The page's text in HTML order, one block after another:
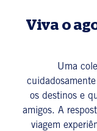
Viva o
Uma
os destinos e
amigos. A
viagem